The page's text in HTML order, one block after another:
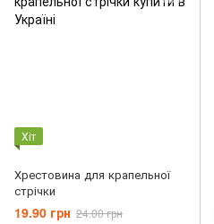
Хіт
Хрестовина для крапельної
стрічки
19.90 грн 24.00 грн